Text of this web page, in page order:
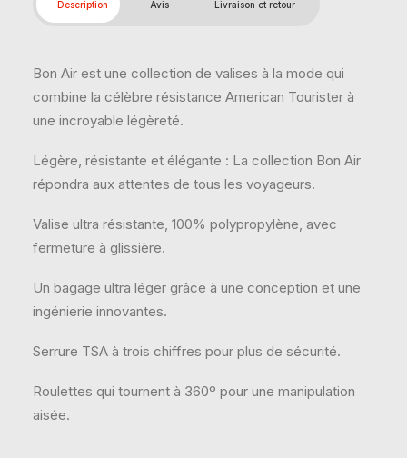
Description Avis Livraison et retour
Bon Air est une collection de valises à la mode qui
combine la célèbre résistance American Tourister à
une incroyable légèreté.
Légère, résistante et élégante : La collection Bon Air
répondra aux attentes de tous les voyageurs.
Valise ultra résistante, 100% polypropylène, avec
fermeture à glissière.
Un bagage ultra léger grâce à une conception et une
ingénierie innovantes.
Serrure TSA à trois chiffres pour plus de sécurité.
Roulettes qui tournent à 360º pour une manipulation
aisée.